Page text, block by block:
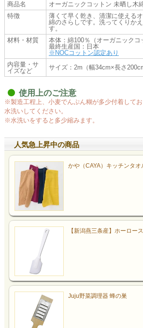
商品名
オーガニックコットン 未晒し木
特徴
薄くて早く乾き、清潔に使える
綿のさらしです。洗ってくりか
す。
材料・材質
本体：綿100％（オーガニックコ
最終生産国：日本
※NOCコットン認定あり
内容量・サ
イズなど
サイズ：2m（幅34cm×長さ
使用上のご注意
※製造工程上、小麦でんぷん糊が多少付着してお
水洗いしてください。
※水洗いをすると多少縮みます。
人気急上昇中の商品
かや（CAYA）キッチンタオ
【新潟燕三条産】ホーロー
Juju野菜調理器 蜂の巣